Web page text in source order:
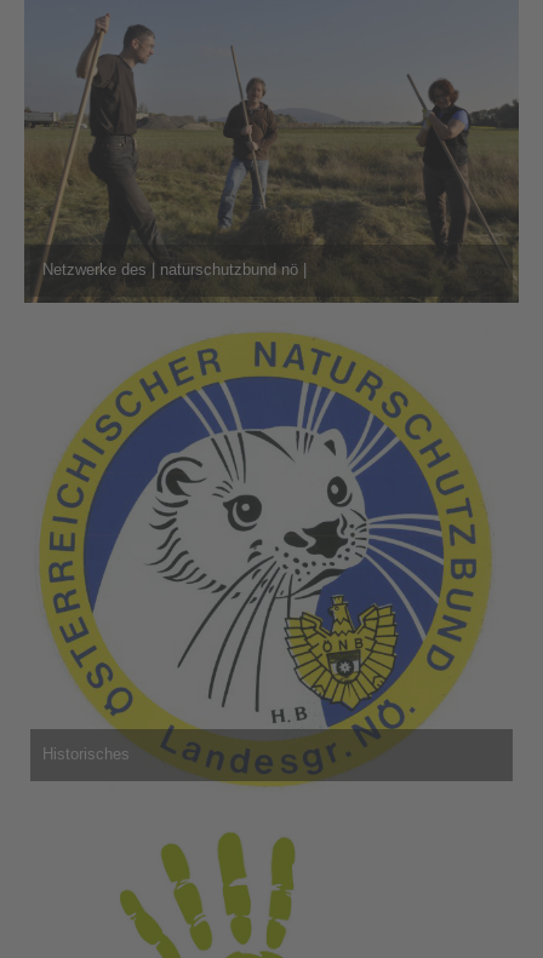
Netzwerke des | naturschutzbund nö |
Historisches